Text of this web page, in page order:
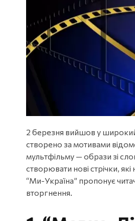
2 березня вийшов у широкий
створено за мотивами
мультфільму — образи зі
створювати нові стрічки,
“Ми-Україна” пропонує
вторгнення.